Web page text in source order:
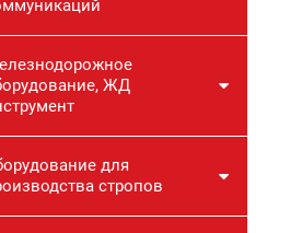
ЖД
для
стропов